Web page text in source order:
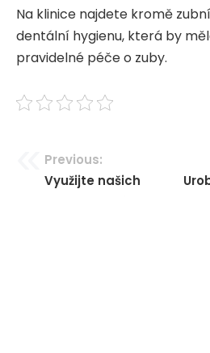
Na klinice najdete kromě
dentální hygienu, která by
pravidelné péče o zuby.
Navigace
Previous:
Využijte našich